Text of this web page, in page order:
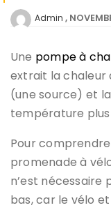
Admin
Une pompe à
extrait la chaleur
(une source) et
température
Pour
promenade à
n’est nécessaire
bas, car le vélo